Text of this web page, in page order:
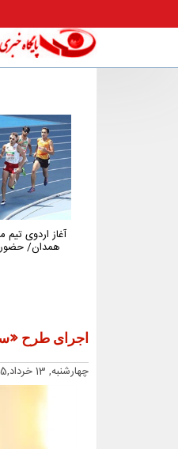
آغاز اردوی تیم
همدان/ حضور ۵ همدانی در اردو
اجرای طرح
چهارشنبه, 13 خرداد,1405 - 08:57 ق.ظ |